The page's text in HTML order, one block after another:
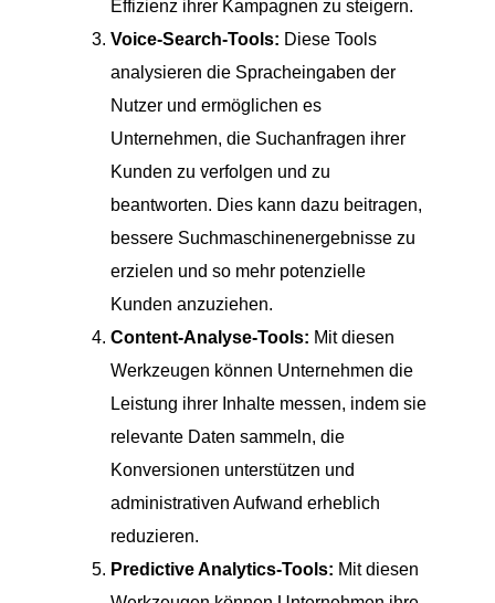
Effizienz ihrer Kampagnen zu steigern.
Voice-Search-Tools: Diese Tools
analysieren die Spracheingaben der
Nutzer und ermöglichen es
Unternehmen, die Suchanfragen ihrer
Kunden zu verfolgen und zu
beantworten. Dies kann dazu beitragen,
bessere Suchmaschinenergebnisse zu
erzielen und so mehr potenzielle
Kunden anzuziehen.
Content-Analyse-Tools: Mit diesen
Werkzeugen können Unternehmen die
Leistung ihrer Inhalte messen, indem sie
relevante Daten sammeln, die
Konversionen unterstützen und
administrativen Aufwand erheblich
reduzieren.
Predictive Analytics-Tools: Mit diesen